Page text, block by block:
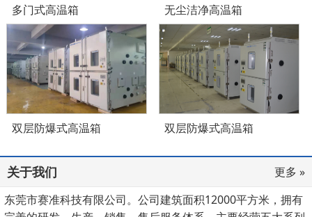
多门式高温箱 无尘洁净高温箱
双层防爆式高温箱 双层防爆式高温箱
关于我们
更多 »
东莞市赛准科技有限公司。公司建筑面积12000平方米，拥有